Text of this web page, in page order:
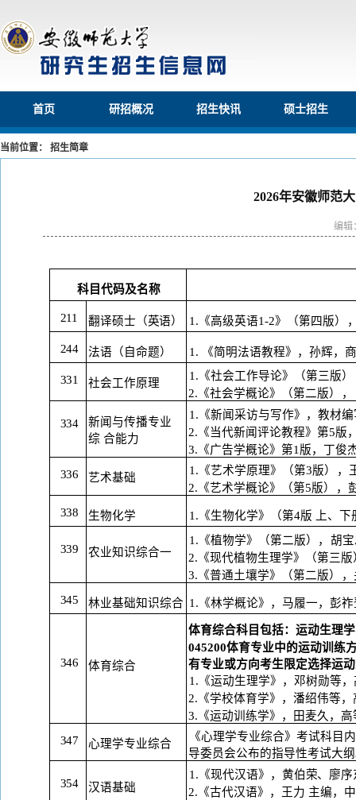
首页 研招概况 招生快讯 硕士招生
当前位置： 招生简章
2026年安徽师范
编辑
科目代码及名称
211 翻译硕士（英语） 1.《高级英语1-2》（第四版）
244 法语（自命题） 1. 《简明法语教程》，孙辉，
331 社会工作原理
1.《社会工作导论》（第三版
2.《社会学概论》（第二版），
334
新闻与传播专业
综 合能力
1.《新闻采访与写作》，教材
2.《当代新闻评论教程》第5版
3.《广告学概论》第1版，丁俊
336
艺术基础
1.《艺术学原理》（第3版），
2.《艺术学概论》（第5版），
338
生物化学 1.《生物化学》（第4版 上、下
339 农业知识综合一
1.《植物学》（第二版）， 胡
2.《现代植物生理学》（第三版
3.《普通土壤学》（第二版），
345
林业基础知识综合 1.《林学概论》，马履一，彭
346 体育综合
体育综合科目包括：运动生理
045200体育专业中的运动训练
有专业或方向考生限定选择运
1.《运动生理学》，邓树勋等
2.《学校体育学》，潘绍伟等
3.《运动训练学》，田麦久，
347
心理学专业综合
《心理学专业综合》考试科目
导委员会公布的指导性考试大
354 汉语基础
1.《现代汉语》，黄伯荣、廖序
2.《古代汉语》，王力 主编，